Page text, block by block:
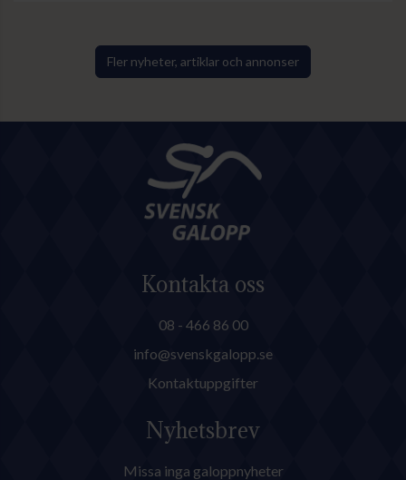
Ålborg. Sedan avslutas veckan
med årets stora familjedag på
annat Göteborgs Stora Pris.
Fler nyheter, artiklar och annonser
Kontakta oss
08 - 466 86 00
info@svenskgalopp.se
Kontaktuppgifter
Nyhetsbrev
Missa inga galoppnyheter